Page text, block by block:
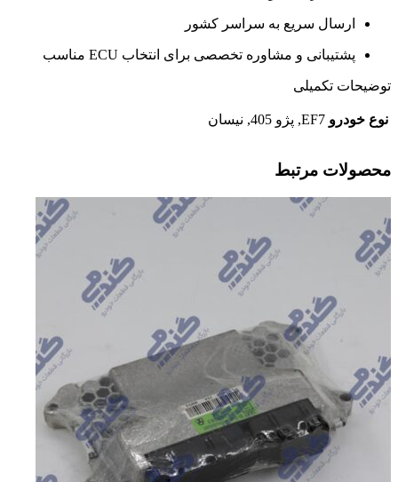
ارسال سریع به سراسر کشور
پشتیبانی و مشاوره تخصصی برای انتخاب ECU مناسب
توضیحات تکمیلی
نوع خودرو EF7, پژو 405, نیسان
محصولات مرتبط